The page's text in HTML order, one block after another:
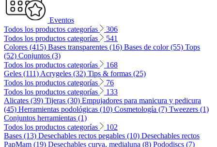
Eventos
Todos los productos categorías
306
Todos los productos categorías
541
Colores (415) Bases transparentes (16) Bases de color (55) Tops
(52) Conjuntos (3)
Todos los productos categorías
168
Geles (111) Acrygeles (32) Tips & formas (25)
Todos los productos categorías
76
Todos los productos categorías
133
Alicates (39) Tijeras (30) Empujadores para manicura y pedicura
(45) Herramientas podológicas (10) Cosmetología (7) Tweezers (1)
Conjuntos herramientas (1)
Todos los productos categorías
102
Bases (13) Desechables rectos pegables (10) Desechables rectos
PapMam (19) Desechables curva, medialuna (8) Pododiscs (7)